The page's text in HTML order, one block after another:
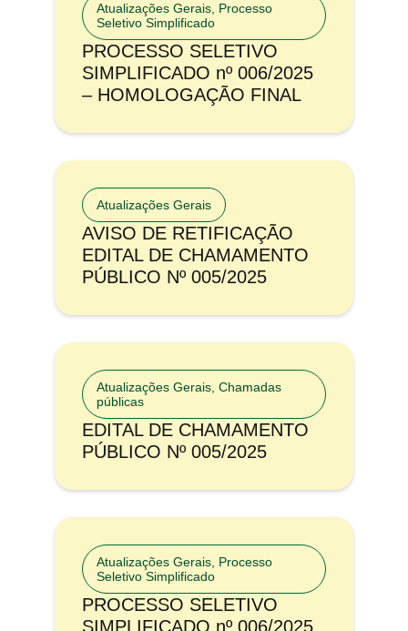
Atualizações Gerais Processo
Seletivo Simplificado
PROCESSO SELETIVO
SIMPLIFICADO nº 006/2025
– HOMOLOGAÇÃO FINAL
Atualizações Gerais
AVISO DE RETIFICAÇÃO
EDITAL DE CHAMAMENTO
PÚBLICO Nº 005/2025
Atualizações Gerais Chamadas
públicas
EDITAL DE CHAMAMENTO
PÚBLICO Nº 005/2025
Atualizações Gerais Processo
Seletivo Simplificado
PROCESSO SELETIVO
SIMPLIFICADO nº 006/2025